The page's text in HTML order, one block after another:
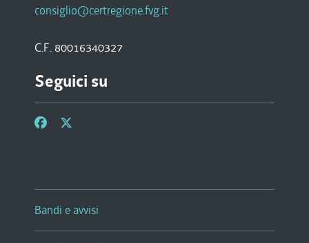
consiglio@certregione.fvg.it
C.F. 80016340327
Seguici su
Bandi e avvisi